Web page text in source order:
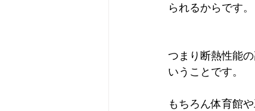
られるからです。
つまり断熱性能
いうことです。
もちろん体育館